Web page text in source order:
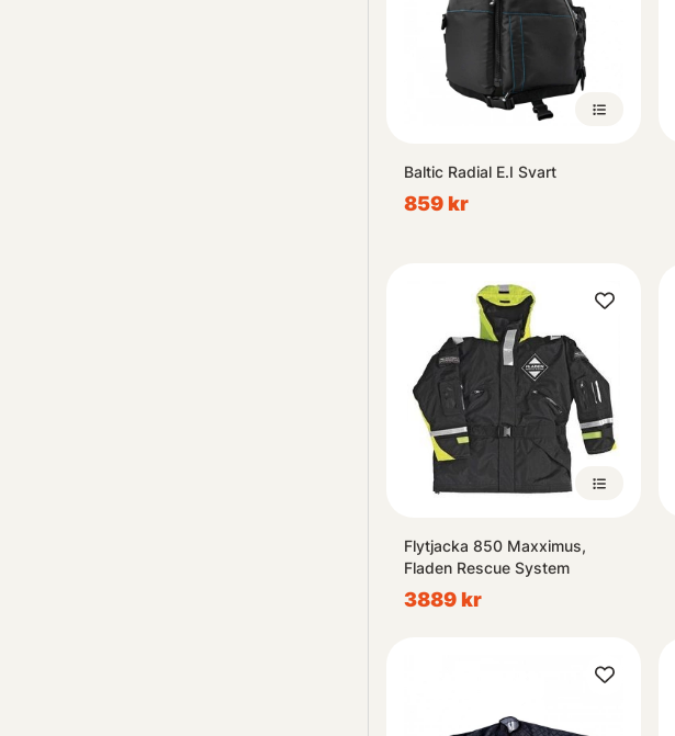
Baltic Radial E.I Svart
859 kr
Flytjacka 850 Maxximus,
Fladen Rescue System
3889 kr